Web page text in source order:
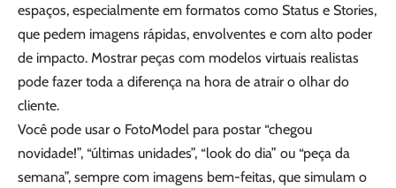
espaços, especialmente em formatos como Status e Stories,
que pedem imagens rápidas, envolventes e com alto poder
de impacto. Mostrar peças com modelos virtuais realistas
pode fazer toda a diferença na hora de atrair o olhar do
cliente.
Você pode usar o FotoModel para postar “chegou
novidade!”, “últimas unidades”, “look do dia” ou “peça da
semana”, sempre com imagens bem-feitas, que simulam o